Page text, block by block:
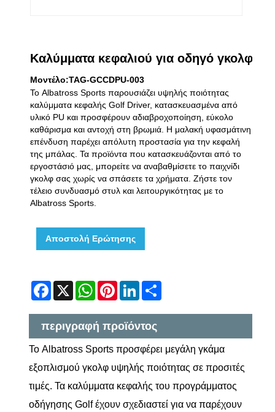
Καλύμματα κεφαλιού για οδηγό γκολφ
Μοντέλο:TAG-GCCDPU-003
Το Albatross Sports παρουσιάζει υψηλής ποιότητας
καλύμματα κεφαλής Golf Driver, κατασκευασμένα από
υλικό PU και προσφέρουν αδιαβροχοποίηση, εύκολο
καθάρισμα και αντοχή στη βρωμιά. Η μαλακή υφασμάτινη
επένδυση παρέχει απόλυτη προστασία για την κεφαλή
της μπάλας. Τα προϊόντα που κατασκευάζονται από το
εργοστάσιό μας, μπορείτε να αναβαθμίσετε το παιχνίδι
γκολφ σας χωρίς να σπάσετε τα χρήματα. Ζήστε τον
τέλειο συνδυασμό στυλ και λειτουργικότητας με το
Albatross Sports.
Αποστολή Ερώτησης
Facebook
X WhatsApp
Pinterest
LinkedIn
περιγραφή προϊόντος
Το Albatross Sports προσφέρει μεγάλη γκάμα
εξοπλισμού γκολφ υψηλής ποιότητας σε προσιτές
τιμές. Τα καλύμματα κεφαλής του προγράμματος
οδήγησης Golf έχουν σχεδιαστεί για να παρέχουν